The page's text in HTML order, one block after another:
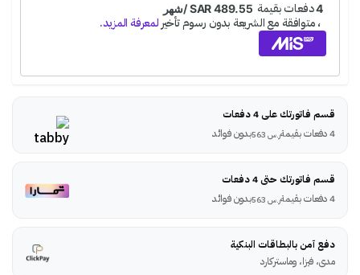
قسم فاتورتك على 4 دفعات
4 دفعات بقيمة
ر.س بدون فوائد
قسم فاتورتك حتى 4 دفعات
4 دفعات بقيمة
ر.س بدون فوائد
دفع آمن بالبطاقات البنكية
مدى، فيزا، وماستركارد